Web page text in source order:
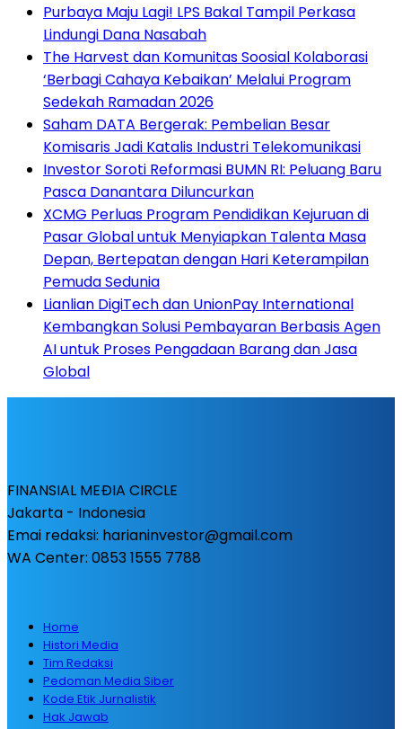
Purbaya Maju Lagi! LPS Bakal Tampil Perkasa
Lindungi Dana Nasabah
The Harvest dan Komunitas Soosial Kolaborasi
‘Berbagi Cahaya Kebaikan’ Melalui Program
Sedekah Ramadan 2026
Saham DATA Bergerak: Pembelian Besar
Komisaris Jadi Katalis Industri Telekomunikasi
Investor Soroti Reformasi BUMN RI: Peluang Baru
Pasca Danantara Diluncurkan
XCMG Perluas Program Pendidikan Kejuruan di
Pasar Global untuk Menyiapkan Talenta Masa
Depan, Bertepatan dengan Hari Keterampilan
Pemuda Sedunia
Lianlian DigiTech dan UnionPay International
Kembangkan Solusi Pembayaran Berbasis Agen
AI untuk Proses Pengadaan Barang dan Jasa
Global
FINANSIAL MEÐIA CIRCLE
Jakarta - Indonesia
Emai redaksi: harianinvestor@gmail.com
WA Center: 0853 1555 7788
Home
Histori Media
Tim Redaksi
Pedoman Media Siber
Kode Etik Jurnalistik
Hak Jawab